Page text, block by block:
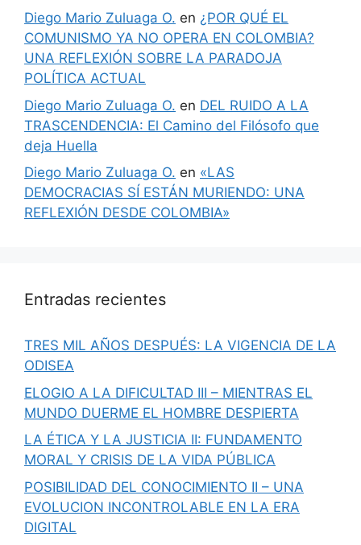
Diego Mario Zuluaga O. en ¿POR QUÉ EL
COMUNISMO YA NO OPERA EN COLOMBIA?
UNA REFLEXIÓN SOBRE LA PARADOJA
POLÍTICA ACTUAL
Diego Mario Zuluaga O. en DEL RUIDO A LA
TRASCENDENCIA: El Camino del Filósofo que
deja Huella
Diego Mario Zuluaga O. en «LAS
DEMOCRACIAS SÍ ESTÁN MURIENDO: UNA
REFLEXIÓN DESDE COLOMBIA»
Entradas recientes
TRES MIL AÑOS DESPUÉS: LA VIGENCIA DE LA
ODISEA
ELOGIO A LA DIFICULTAD III – MIENTRAS EL
MUNDO DUERME EL HOMBRE DESPIERTA
LA ÉTICA Y LA JUSTICIA II: FUNDAMENTO
MORAL Y CRISIS DE LA VIDA PÚBLICA
POSIBILIDAD DEL CONOCIMIENTO II – UNA
EVOLUCION INCONTROLABLE EN LA ERA
DIGITAL